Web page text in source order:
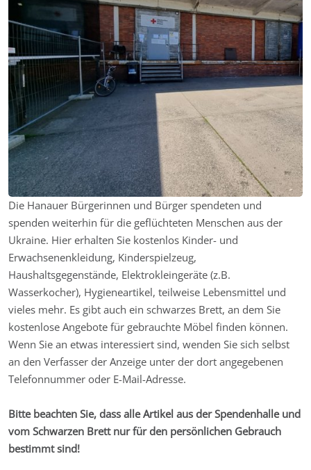
Die Hanauer Bürgerinnen und Bürger spendeten und
spenden weiterhin für die geflüchteten Menschen aus der
Ukraine. Hier erhalten Sie kostenlos Kinder- und
Erwachsenenkleidung, Kinderspielzeug,
Haushaltsgegenstände, Elektrokleingeräte (z.B.
Wasserkocher), Hygieneartikel, teilweise Lebensmittel und
vieles mehr. Es gibt auch ein schwarzes Brett, an dem Sie
kostenlose Angebote für gebrauchte Möbel finden können.
Wenn Sie an etwas interessiert sind, wenden Sie sich selbst
an den Verfasser der Anzeige unter der dort angegebenen
Telefonnummer oder E-Mail-Adresse.
Bitte beachten Sie, dass alle Artikel aus der Spendenhalle und
vom Schwarzen Brett nur für den persönlichen Gebrauch
bestimmt sind!